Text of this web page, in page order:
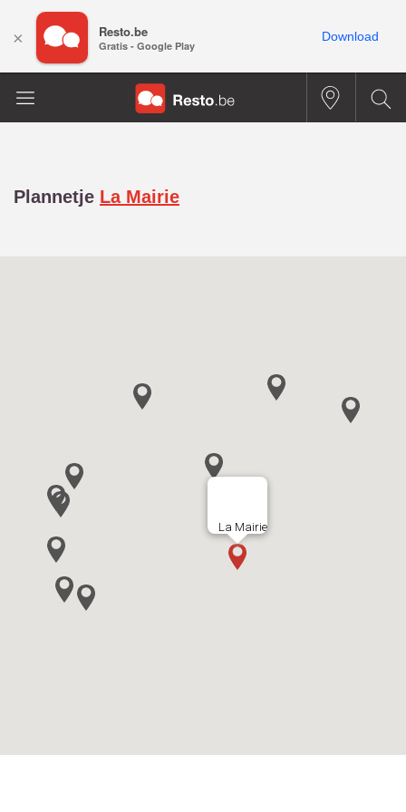
Plannetje La Mairie
La Mairie
× Resto.be
Gratis - Google Play
Download